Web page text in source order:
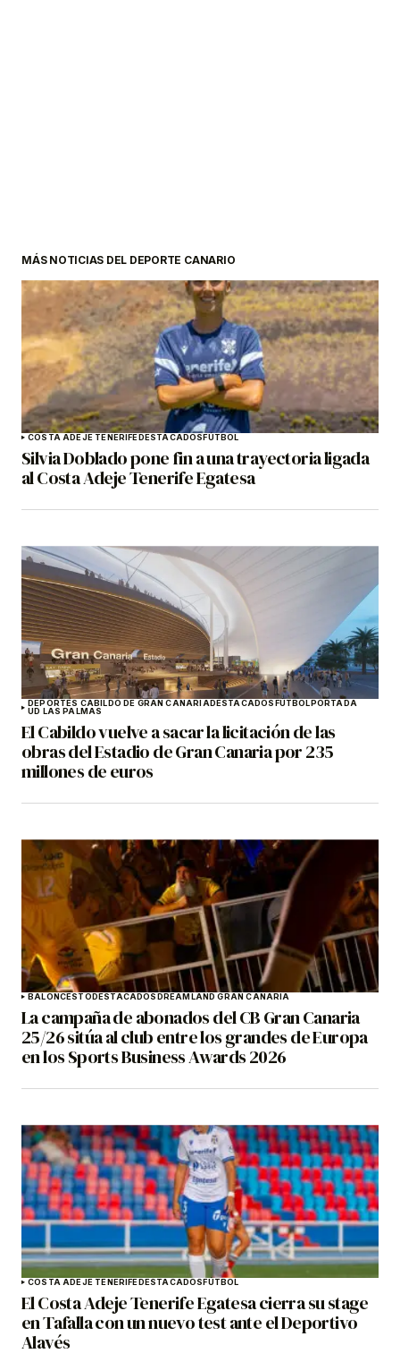
MÁS NOTICIAS DEL DEPORTE CANARIO
COSTA ADEJE TENERIFEDESTACADOSFÚTBOL
Silvia Doblado pone fin a una trayectoria ligada
al Costa Adeje Tenerife Egatesa
DEPORTES CABILDO DE GRAN CANARIADESTACADOSFÚTBOLPORTADA
UD LAS PALMAS
El Cabildo vuelve a sacar la licitación de las
obras del Estadio de Gran Canaria por 235
millones de euros
BALONCESTODESTACADOSDREAMLAND GRAN CANARIA
La campaña de abonados del CB Gran Canaria
25/26 sitúa al club entre los grandes de Europa
en los Sports Business Awards 2026
COSTA ADEJE TENERIFEDESTACADOSFÚTBOL
El Costa Adeje Tenerife Egatesa cierra su stage
en Tafalla con un nuevo test ante el Deportivo
Alavés